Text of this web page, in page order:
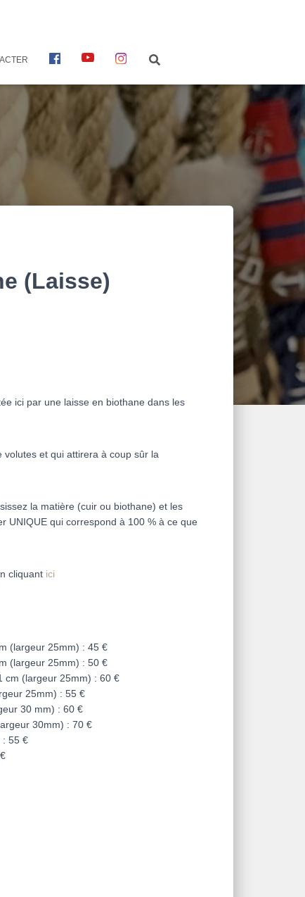
C
Y
U
I
S
T
A
G
A
(Laisse)
ici par une laisse en biothane dans les
et qui attirera à coup sûr la
la matière (cuir ou biothane) et les
UNIQUE qui correspond à 100 % à ce que
cliquant ici
(largeur 25mm) : 45 €
(largeur 25mm) : 50 €
cm (largeur 25mm) : 60 €
25mm) : 55 €
30 mm) : 60 €
30mm) : 70 €
: 55 €